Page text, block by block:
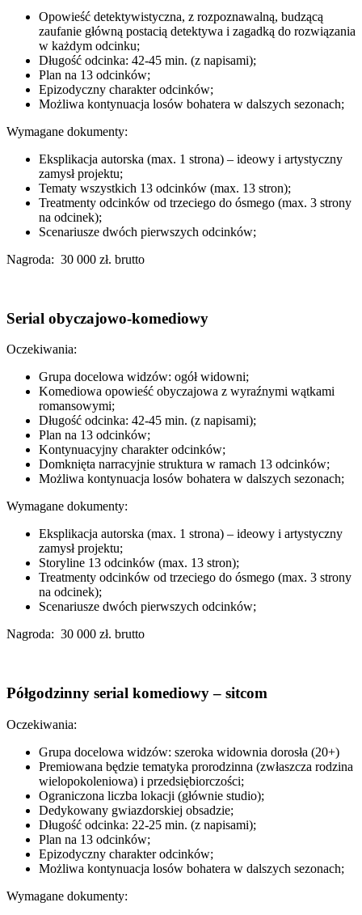
Opowieść detektywistyczna, z rozpoznawalną, budzącą
zaufanie główną postacią detektywa i zagadką do rozwiązania
w każdym odcinku;
Długość odcinka: 42-45 min. (z napisami);
Plan na 13 odcinków;
Epizodyczny charakter odcinków;
Możliwa kontynuacja losów bohatera w dalszych sezonach;
Wymagane dokumenty:
Eksplikacja autorska (max. 1 strona) – ideowy i artystyczny
zamysł projektu;
Tematy wszystkich 13 odcinków (max. 13 stron);
Treatmenty odcinków od trzeciego do ósmego (max. 3 strony
na odcinek);
Scenariusze dwóch pierwszych odcinków;
Nagroda: 30 000 zł. brutto
Serial obyczajowo-komediowy
Oczekiwania:
Grupa docelowa widzów: ogół widowni;
Komediowa opowieść obyczajowa z wyraźnymi wątkami
romansowymi;
Długość odcinka: 42-45 min. (z napisami);
Plan na 13 odcinków;
Kontynuacyjny charakter odcinków;
Domknięta narracyjnie struktura w ramach 13 odcinków;
Możliwa kontynuacja losów bohatera w dalszych sezonach;
Wymagane dokumenty:
Eksplikacja autorska (max. 1 strona) – ideowy i artystyczny
zamysł projektu;
Storyline 13 odcinków (max. 13 stron);
Treatmenty odcinków od trzeciego do ósmego (max. 3 strony
na odcinek);
Scenariusze dwóch pierwszych odcinków;
Nagroda: 30 000 zł. brutto
Półgodzinny serial komediowy – sitcom
Oczekiwania:
Grupa docelowa widzów: szeroka widownia dorosła (20+)
Premiowana będzie tematyka prorodzinna (zwłaszcza rodzina
wielopokoleniowa) i przedsiębiorczości;
Ograniczona liczba lokacji (głównie studio);
Dedykowany gwiazdorskiej obsadzie;
Długość odcinka: 22-25 min. (z napisami);
Plan na 13 odcinków;
Epizodyczny charakter odcinków;
Możliwa kontynuacja losów bohatera w dalszych sezonach;
Wymagane dokumenty: